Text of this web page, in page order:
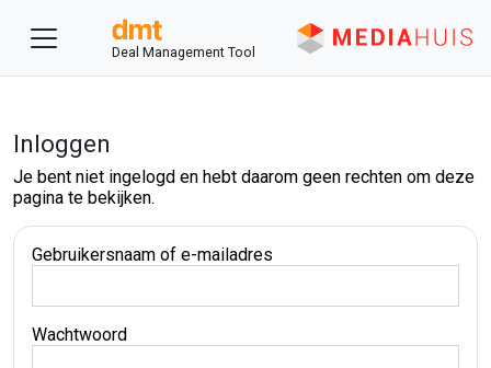
Deal Management Tool
Inloggen
Je bent niet ingelogd en hebt daarom geen rechten om deze
pagina te bekijken.
Gebruikersnaam of e-mailadres
Wachtwoord